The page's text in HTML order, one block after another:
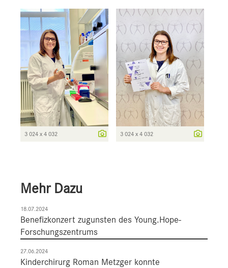
3 024 x 4 032 3 024 x 4 032
Mehr Dazu
18.07.2024
Benefizkonzert zugunsten des Young.Hope-
Forschungszentrums
27.06.2024
Kinderchirurg Roman Metzger konnte